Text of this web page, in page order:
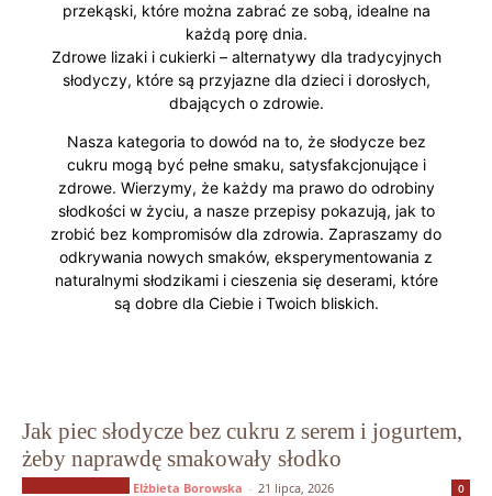
przekąski, które można zabrać ze sobą, idealne na
każdą porę dnia.
Zdrowe lizaki i cukierki – alternatywy dla tradycyjnych
słodyczy, które są przyjazne dla dzieci i dorosłych,
dbających o zdrowie.
Nasza kategoria to dowód na to, że słodycze bez
cukru mogą być pełne smaku, satysfakcjonujące i
zdrowe. Wierzymy, że każdy ma prawo do odrobiny
słodkości w życiu, a nasze przepisy pokazują, jak to
zrobić bez kompromisów dla zdrowia. Zapraszamy do
odkrywania nowych smaków, eksperymentowania z
naturalnymi słodzikami i cieszenia się deserami, które
są dobre dla Ciebie i Twoich bliskich.
Jak piec słodycze bez cukru z serem i jogurtem,
żeby naprawdę smakowały słodko
Elżbieta Borowska - 21 lipca, 2026 0